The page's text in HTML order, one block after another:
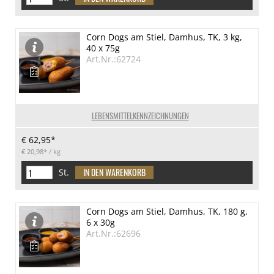
LEBENSMITTELKENNZEICHNUNGEN
Corn Dogs am Stiel, Damhus, TK, 3 kg,
40 x 75g
Art.Nr.:62724
€ 62,95*
€ 20,98* / kg
St.
Corn Dogs am Stiel, Damhus, TK, 180 g,
6 x 30g
Art.Nr.:62696